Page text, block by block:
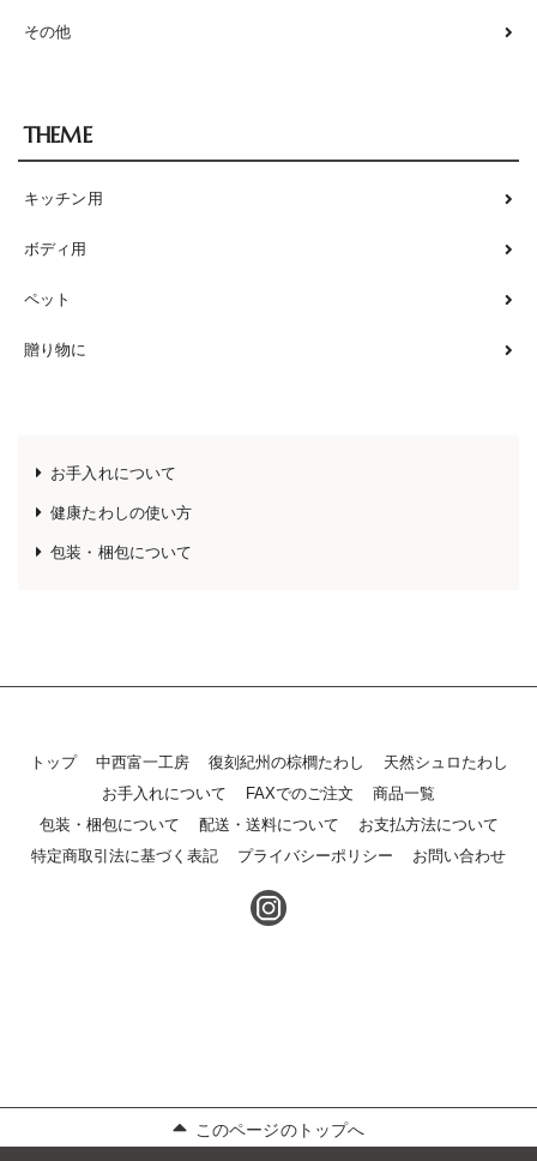
その他
THEME
キッチン用
ボディ用
ペット
贈り物に
お手入れについて
健康たわしの使い方
包装・梱包について
トップ 中西富一工房 復刻紀州の棕櫚たわし
天然シュロたわし
お手入れについて
FAXでのご注文
商品一覧
包装・梱包について
配送・送料について
お支払方法について
特定商取引法に基づく表記
プライバシーポリシー お問い合わせ
このページのトップへ